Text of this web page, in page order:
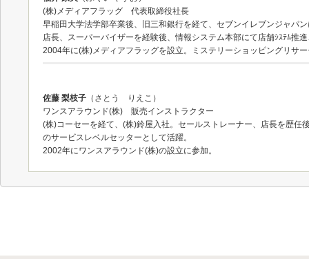
(株)メディアフラッグ 代表取締役社長
早稲田大学法学部卒業後、旧三和銀行を経て、セブンイレブンジャパ
店長、スーパーバイザーを経験後、情報システム本部にて店舗ｼｽﾃﾑ推
2004年に(株)メディアフラッグを設立。ミステリーショッピングリサ
佐藤 梨枝子 （さとう りえこ）
ワンスアラウンド(株) 販売インストラクター
(株)コーセーを経て、(株)鈴屋入社。セールストレーナー、店長を歴
のサービスレベルセッターとして活躍。
2002年にワンスアラウンド(株)の設立に参加。